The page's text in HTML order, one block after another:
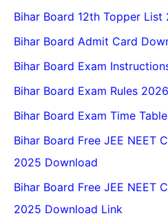
Bihar Board 12th Topper List
Bihar Board Admit Card
Bihar Board Exam
Bihar Board Exam Rules 2026
Bihar Board Exam Time Table
Bihar Board Free JEE NEET
2025 Download
Bihar Board Free JEE NEET
2025 Download Link